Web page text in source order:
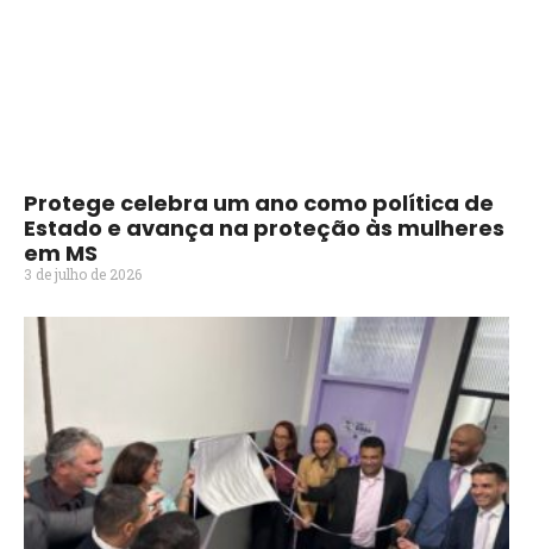
Protege celebra um ano como política de
Estado e avança na proteção às mulheres
em MS
3 de julho de 2026